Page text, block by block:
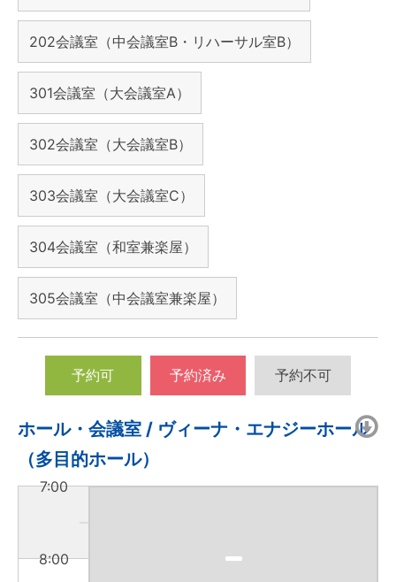
202会議室（中会議室B・リハーサル室B）
301会議室（大会議室A）
302会議室（大会議室B）
303会議室（大会議室C）
304会議室（和室兼楽屋）
305会議室（中会議室兼楽屋）
予約可 予約済み 予約不可
ホール・会議室 / ヴィーナ・エナジーホール
（多目的ホール）
7:00
8:00